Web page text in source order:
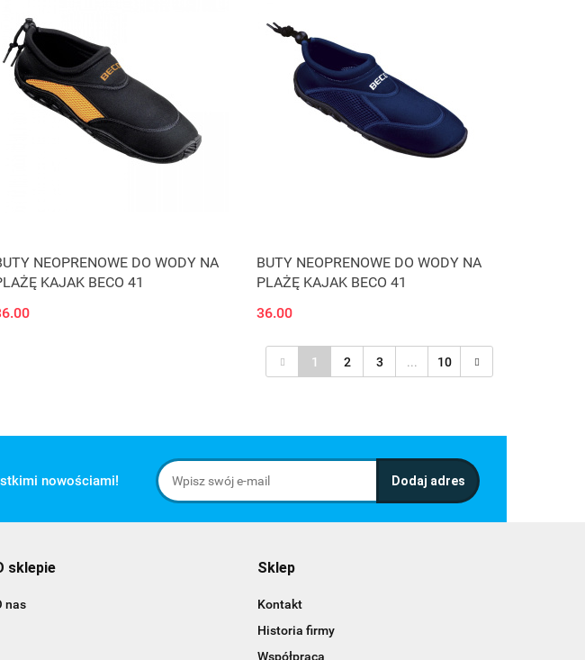
NEOPRENOWE DO WODY NA
KAJAK BECO 41
BUTY NEOPRENOWE DO WODY NA
PLAŻĘ KAJAK BECO 41
36.00
1 2 3 ... 10
nowościami!
sklepie
nas
Sklep
Kontakt
Historia firmy
Współpraca